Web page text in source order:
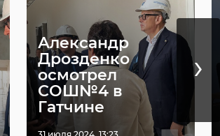
Александр
Дрозденко
осмотрел
СОШ№4 в
Гатчине
›